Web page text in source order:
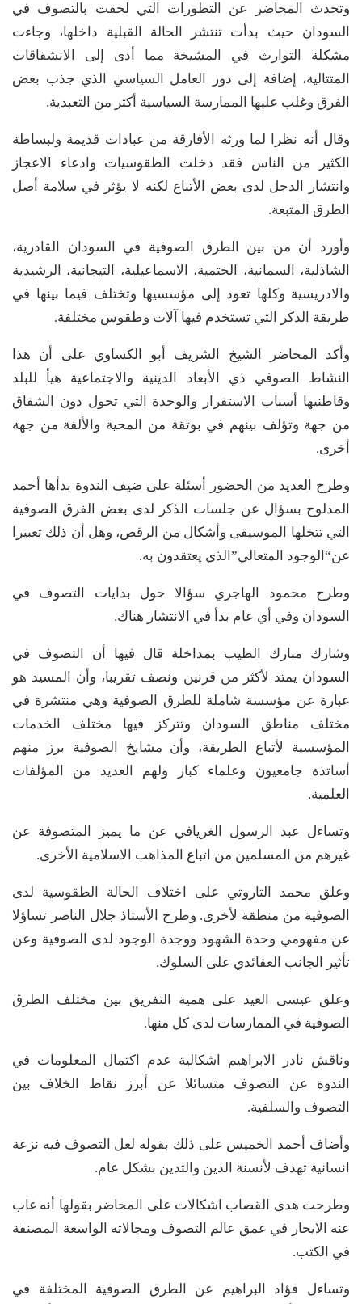
وتحدث المحاضر عن التطورات التي لحقت بالتصوف في
السودان حيث بدأت تنتشر الحالة القبلية داخلها، وجاءت
مشكلة التوارث في المشيخة مما أدى إلى الانشقاقات
المتتالية، إضافة إلى دور العامل السياسي الذي جذب بعض
الفرق وغلب عليها الممارسة السياسية أكثر من التعبدية.
وقال أنه نظرا لما ورثه الأفارقة من عبادات قديمة ولبساطة
الكثير من الناس فقد دخلت الطقوسيات وادعاء الاعجاز
وانتشار الدجل لدى بعض الأتباع لكنه لا يؤثر في سلامة أصل
الطرق المتبعة.
وأورد أن من بين الطرق الصوفية في السودان القادرية،
الشاذلية، السمانية، الختمية، الاسماعيلية، التيجانية، الرشيدية
والادريسية وكلها تعود إلى مؤسسيها وتختلف فيما بينها في
طريقة الذكر التي تستخدم فيها آلات وطقوس مختلفة.
وأكد المحاضر الشيخ الشريف أبو الكساوي على أن هذا
النشاط الصوفي ذي الأبعاد الدينية والاجتماعية هيأ للبلد
وقاطنيها أسباب الاستقرار والوحدة التي تحول دون الشقاق
من جهة وتؤلف بينهم في بوتقة من المحية والألفة من جهة
أخرى.
وطرح العديد من الحضور أسئلة على ضيف الندوة بدأها أحمد
المدلوح بسؤال عن جلسات الذكر لدى بعض الفرق الصوفية
التي تتخلها الموسيقى وأشكال من الرقص، وهل أن ذلك تعبيرا
عن“الوجود المتعالي”الذي يعتقدون به.
وطرح محمود الهاجري سؤالا حول بدايات التصوف في
السودان وفي أي عام بدأ في الانتشار هناك.
وشارك مبارك الطيب بمداخلة قال فيها أن التصوف في
السودان يمتد لأكثر من قرنين ونصف تقريبا، وأن المسيد هو
عبارة عن مؤسسة شاملة للطرق الصوفية وهي منتشرة في
مختلف مناطق السودان وتتركز فيها مختلف الخدمات
المؤسسية لأتباع الطريقة، وأن مشايخ الصوفية برز منهم
أساتذة جامعيون وعلماء كبار ولهم العديد من المؤلفات
العلمية.
وتساءل عبد الرسول الغريافي عن ما يميز المتصوفة عن
غيرهم من المسلمين من اتباع المذاهب الاسلامية الأخرى.
وعلق محمد التاروتي على اختلاف الحالة الطقوسية لدى
الصوفية من منطقة لأخرى. وطرح الأستاذ جلال الناصر تساؤلا
عن مفهومي وحدة الشهود ووجدة الوجود لدى الصوفية وعن
تأثير الجانب العقائدي على السلوك.
وعلق عيسى العيد على همية التفريق بين مختلف الطرق
الصوفية في الممارسات لدى كل منها.
وناقش نادر الابراهيم اشكالية عدم اكتمال المعلومات في
الندوة عن التصوف متسائلا عن أبرز نقاط الخلاف بين
التصوف والسلفية.
وأضاف أحمد الخميس على ذلك بقوله لعل التصوف فيه نزعة
انسانية تهدف لأنسنة الدين والتدين بشكل عام.
وطرحت هدى القصاب اشكالات على المحاضر بقولها أنه غاب
عنه الايحار في عمق عالم التصوف ومجالاته الواسعة المصنفة
في الكتب.
وتساءل فؤاد البراهيم عن الطرق الصوفية المختلفة في